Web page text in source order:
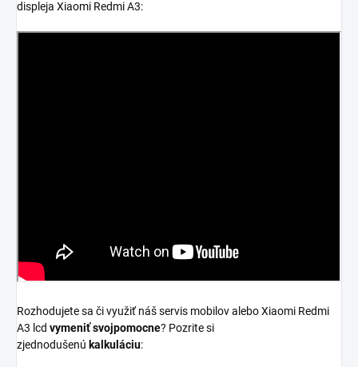
displeja Xiaomi Redmi A3:
Rozhodujete sa či využiť náš servis mobilov alebo Xiaomi Redmi
A3 lcd vymeniť svojpomocne? Pozrite si
zjednodušenú kalkuláciu: